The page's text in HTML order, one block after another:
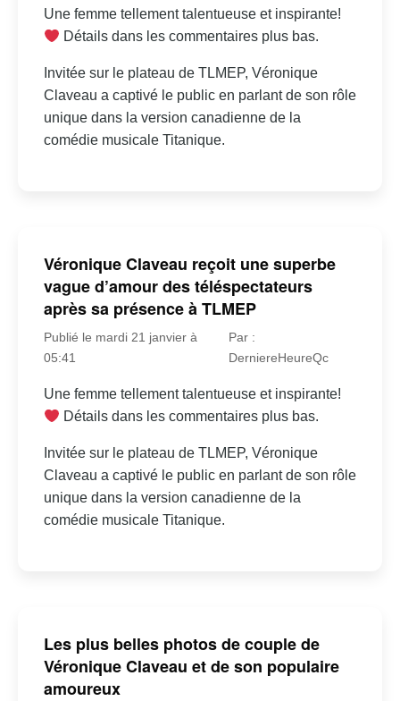
Une femme tellement talentueuse et inspirante!
Détails dans les commentaires plus bas.
Invitée sur le plateau de TLMEP, Véronique
Claveau a captivé le public en parlant de son rôle
unique dans la version canadienne de la
comédie musicale Titanique.
Véronique Claveau reçoit une superbe
vague d’amour des téléspectateurs
après sa présence à TLMEP
Publié le mardi 21 janvier à
05:41
Par :
DerniereHeureQc
Une femme tellement talentueuse et inspirante!
Détails dans les commentaires plus bas.
Invitée sur le plateau de TLMEP, Véronique
Claveau a captivé le public en parlant de son rôle
unique dans la version canadienne de la
comédie musicale Titanique.
Les plus belles photos de couple de
Véronique Claveau et de son populaire
amoureux